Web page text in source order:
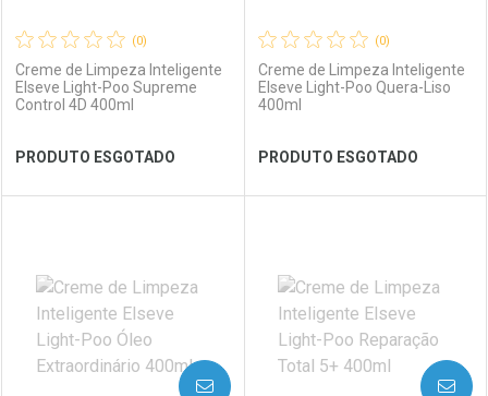
Ver Desconto Convênio Ver Desconto Convênio
(0)
Creme de Limpeza Inteligente
Elseve Light-Poo Supreme
Control 4D 400ml
PRODUTO ESGOTADO
Laboratório
Por Menos
(0)
Creme de Limpeza Inteligente
Elseve Light-Poo Quera-Liso
400ml
PRODUTO ESGOTADO
Laboratório
Por Menos
AVISE-ME AVISE-ME